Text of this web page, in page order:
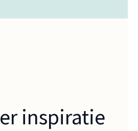
inspiratie